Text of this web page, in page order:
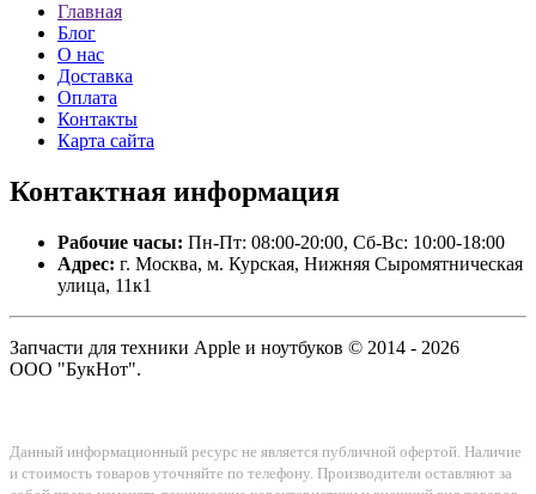
Главная
Блог
О нас
Доставка
Оплата
Контакты
Карта сайта
Контактная информация
Рабочие часы: Пн-Пт: 08:00-20:00, Сб-Вс: 10:00-18:00
Адрес: г. Москва, м. Курская, Нижняя Сыромятническая
улица, 11к1
Запчасти для техники Apple и ноутбуков © 2014 - 2026
ООО "БукНот".
Данный информационный ресурс не является публичной офертой. Наличие
и стоимость товаров уточняйте по телефону. Производители оставляют за